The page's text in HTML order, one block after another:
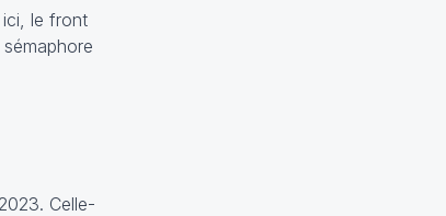
le front
Celle-